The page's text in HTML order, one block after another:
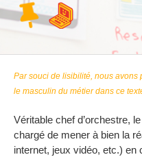
Par souci de lisibilité, nous avons
le masculin du métier dans ce
Véritable chef d’orchestre,
chargé de mener à bien la
internet, jeux vidéo, etc.) en